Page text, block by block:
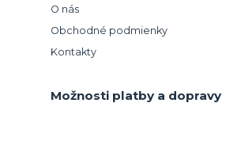
O nás
Obchodné podmienky
Kontakty
Možnosti platby a dopravy